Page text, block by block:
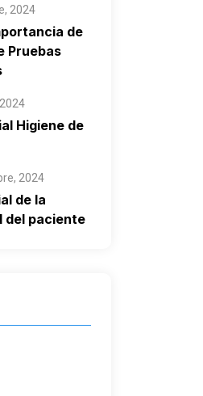
2024
de
Pruebas
Higiene de
2024
de la
del paciente